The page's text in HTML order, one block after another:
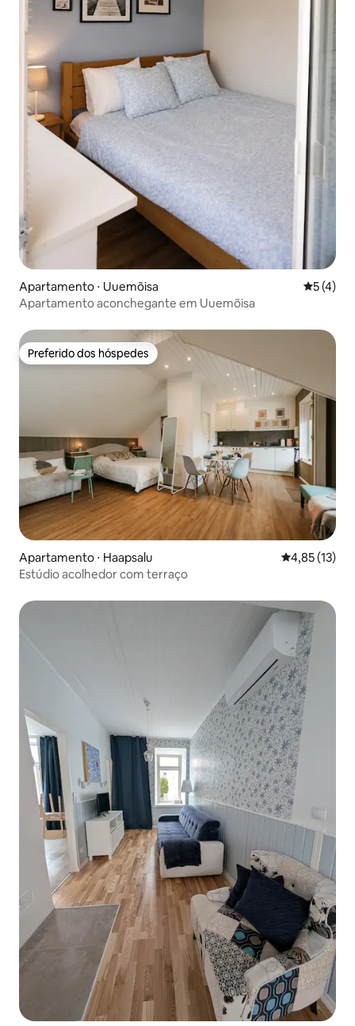
Apartamento ⋅ Uuemõisa 5 de
5 (4)
Apartamento aconchegante em Uuemõisa
Preferido dos hóspedes
Preferido dos hóspedes
Apartamento ⋅ Haapsalu 4,85 de uma
4,85 (13)
Estúdio acolhedor com terraço